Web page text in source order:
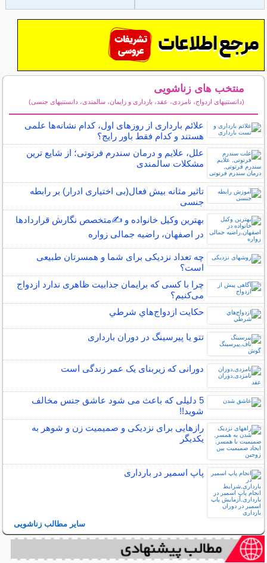
منتخب های زناشویی
(دانستنیهای ازدواج، نامزدی، عقد، بارداری و زایمان، سالمندی، دانستنیهای جنسی)
علائم بارداری از روزهای اول، کدام نشانه‌ها علمی
هستند و کدام فقط باور رایج؟
علل، علایم و درمان سندرم فرتوتی؛ از شایع ترین
مشکلات سالمندی
تاثیر مثانه بیش فعال(بی اختیاری ادرار) بر رابطه
جنسی
بهترین وکیل خانواده و ✍️متخصص نگارش قراردادها
در اصفهان، راضیه جمالی زواره
چه تعداد نزدیکی برای شما و همسرتان طبیعی
است؟
چرا با کسی که برایمان جذابیت ظاهری ندارد ازدواج
می‌کنیم؟
حكايت ازدواج‌هاي شرطي
تتو یا پیرسینگ در دوران بارداری
دورانی که زیربنای یک عمر زندگی‌ است
5 دلیلی که باعث می شود عاشق جنس مخالف
شوید!!
رازهایی برای نزدیکی و صمیمیت زن و شوهر به
یکدیگر
پاپ اسمیر در بارداری
سایر مطالب زناشویی